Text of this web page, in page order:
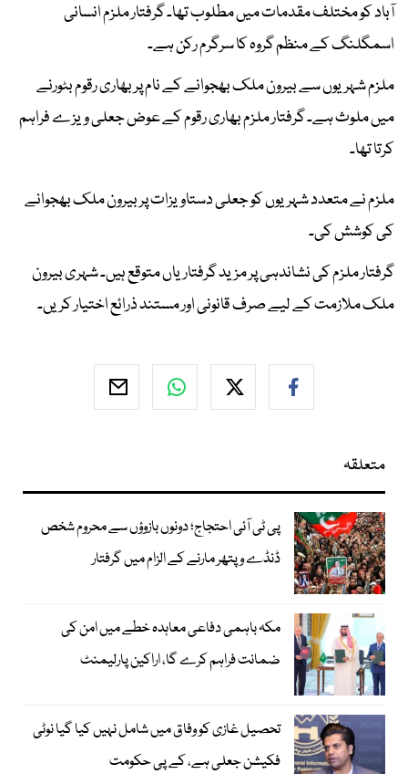
آباد کو مختلف مقدمات میں مطلوب تھا۔ گرفتار ملزم انسانی
اسمگلنگ کے منظم گروہ کا سرگرم رکن ہے۔
ملزم شہریوں سے بیرون ملک بھجوانے کے نام پر بھاری رقوم بٹورنے
میں ملوث ہے۔ گرفتار ملزم بھاری رقوم کے عوض جعلی ویزے فراہم
کرتا تھا۔
ملزم نے متعدد شہریوں کو جعلی دستاویزات پر بیرون ملک بھجوانے
کی کوشش کی۔
گرفتار ملزم کی نشاندہی پر مزید گرفتاریاں متوقع ہیں۔ شہری بیرون
ملک ملازمت کے لیے صرف قانونی اور مستند ذرائع اختیار کریں۔
متعلقہ
پی ٹی آئی احتجاج؛ دونوں بازوؤں سے محروم شخص
ڈنڈے و پتھر مارنے کے الزام میں گرفتار
مکہ باہمی دفاعی معاہدہ خطے میں امن کی
ضمانت فراہم کرے گا، اراکین پارلیمنٹ
تحصیل غازی کو وفاق میں شامل نہیں کیا گیا نوٹی
فکیشن جعلی ہے، کے پی حکومت